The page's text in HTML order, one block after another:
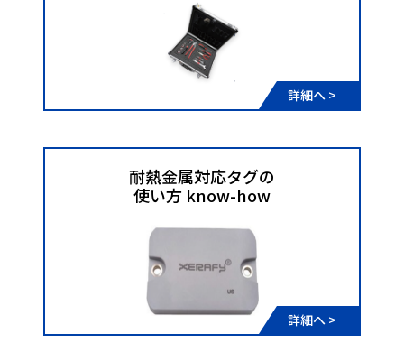
詳細へ >
耐熱金属対応タグの
使い方 know-how
詳細へ >